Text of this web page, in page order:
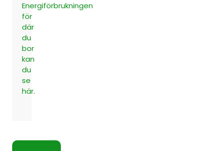
Energiförbrukningen
för
där
du
bor
kan
du
se
här.